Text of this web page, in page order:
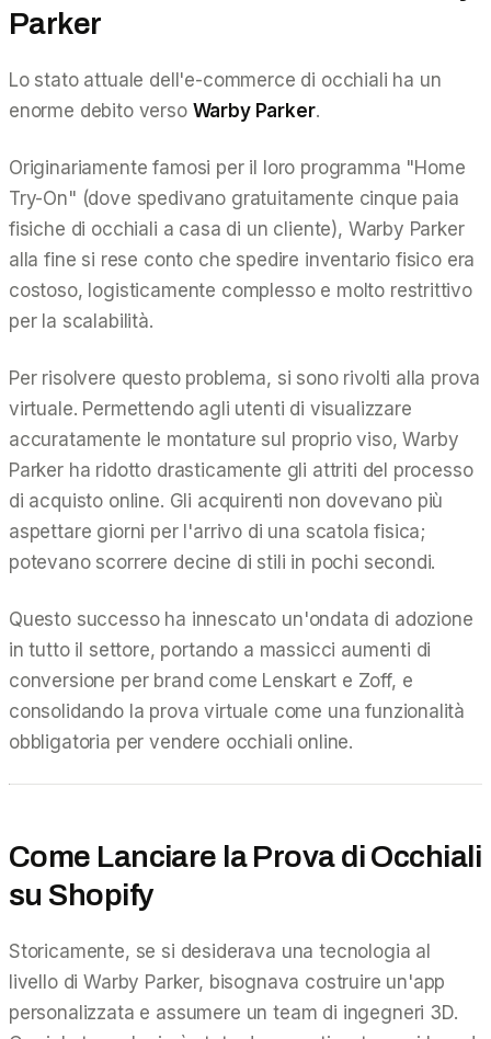
Parker
Lo stato attuale dell'e-commerce di occhiali ha un
enorme debito verso Warby Parker.
Originariamente famosi per il loro programma "Home
Try-On" (dove spedivano gratuitamente cinque paia
fisiche di occhiali a casa di un cliente), Warby Parker
alla fine si rese conto che spedire inventario fisico era
costoso, logisticamente complesso e molto restrittivo
per la scalabilità.
Per risolvere questo problema, si sono rivolti alla prova
virtuale. Permettendo agli utenti di visualizzare
accuratamente le montature sul proprio viso, Warby
Parker ha ridotto drasticamente gli attriti del processo
di acquisto online. Gli acquirenti non dovevano più
aspettare giorni per l'arrivo di una scatola fisica;
potevano scorrere decine di stili in pochi secondi.
Questo successo ha innescato un'ondata di adozione
in tutto il settore, portando a massicci aumenti di
conversione per brand come Lenskart e Zoff, e
consolidando la prova virtuale come una funzionalità
obbligatoria per vendere occhiali online.
Come Lanciare la Prova di Occhiali
su Shopify
Storicamente, se si desiderava una tecnologia al
livello di Warby Parker, bisognava costruire un'app
personalizzata e assumere un team di ingegneri 3D.